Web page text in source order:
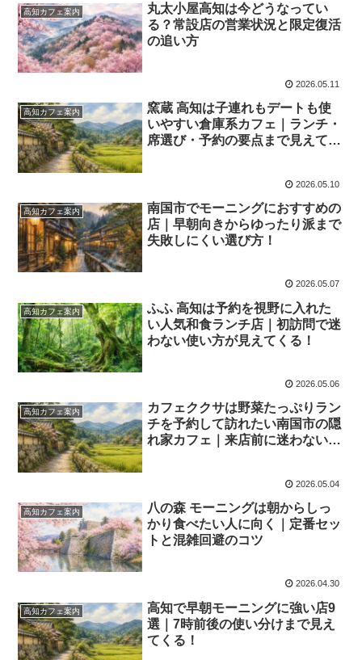
高知カフェ案内
丸太小屋高知は今どうなってい
る？常設店の営業状況と限定復活
の追い方
2026.05.11
高知カフェ案内
窯蔵 高知は子連れもデートも使
いやすい倉庫系カフェ｜ランチ・
席選び・予約の要点まで見えてく
2026.05.10
高知カフェ案内
南国市でモーニングにおすすめの
店｜早朝向きからゆったり派まで
失敗しにくい選び方！
2026.05.07
高知カフェ案内
ふふ 高知は予約を視野に入れた
い人気和食ランチ店｜初訪問で迷
わない使い方が見えてくる！
2026.05.06
高知カフェ案内
カフェククサは野菜たっぷりラン
チを予約して訪れたい南国市の隠
れ家カフェ｜来店前に迷わない最
2026.05.04
高知カフェ案内
八の森 モーニングは朝からしっ
かり食べたい人に向く｜定番セッ
トと混雑回避のコツ
2026.04.30
高知カフェ案内
高知で早朝モーニングに強い店9
選｜7時前後の使い分けまで見え
てくる！